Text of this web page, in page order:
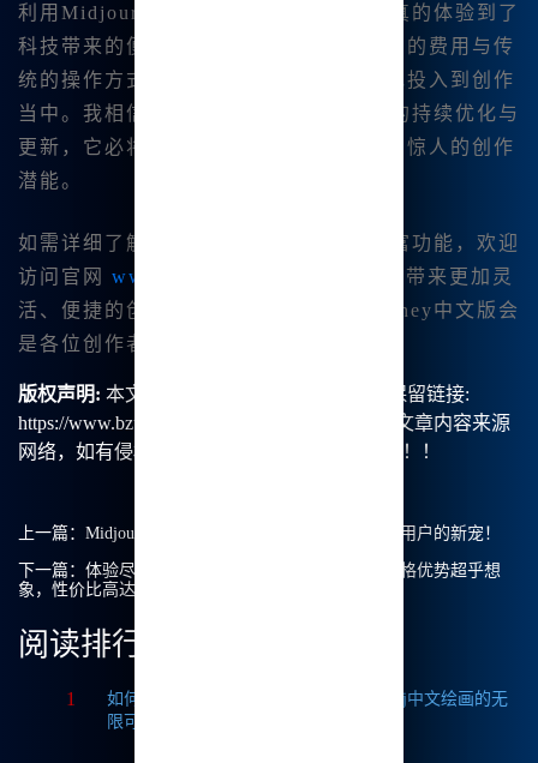
利用Midjourney中文版的各种优势，我真的体验到了
科技带来的便利与乐趣。不再受限于高昂的费用与传
统的操作方式，这一工具让我更为从容地投入到创作
当中。我相信，随着Midjourney中文版的持续优化与
更新，它必将在更多创作者的手中绽放出惊人的创作
潜能。
如需详细了解Midjourney中文版及其丰富功能，欢迎
访问官网 www.bzu.cn
。这个平台将为我带来更加灵
活、便捷的创作体验。我坚信，Midjourney中文版会
是各位创作者最得力的助手！
版权声明: 本文由【B族智能】原创，转载请保留链接:
https://www.bzu.cn/news/show/1521.html，部分文章内容来源
网络，如有侵权请联系我们删除处理。谢谢！！！
上一篇： Midjourney中文版：性价比高的选择，国内用户的新宠！
下一篇： 体验尽在掌握！Midjourney中文绘画版：价格优势超乎想
象，性价比高达国外售价的2倍！
阅读排行
1
如何获取Midjourney破解版免费？探索Mj中文绘画的无
限可能